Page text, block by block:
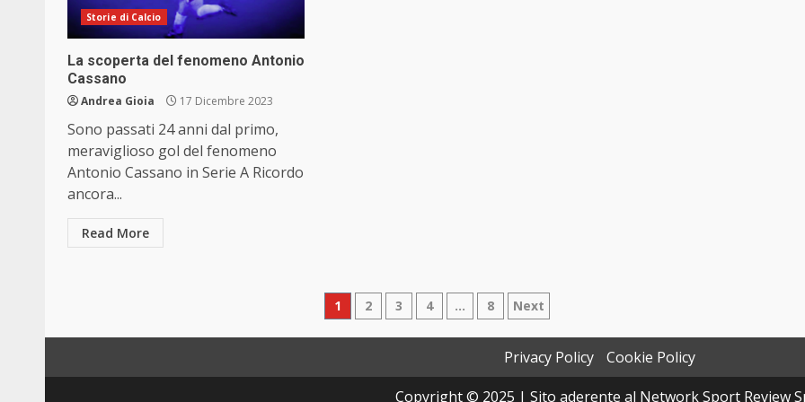
Storie di Calcio
La scoperta del fenomeno Antonio
Cassano
Andrea Gioia 17 Dicembre 2023
Sono passati 24 anni dal primo,
meraviglioso gol del fenomeno
Antonio Cassano in Serie A Ricordo
ancora...
Read More
Paginazione
degli
articoli
1 2 3 4 … 8 Next
Privacy Policy
Cookie Policy
Copyright © 2025 | Sito aderente al Network Sport Review